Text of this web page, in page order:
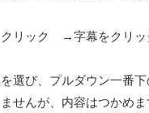
リック →字幕をクリッ
選び、プルダウン一番下
せんが、内容はつかめま